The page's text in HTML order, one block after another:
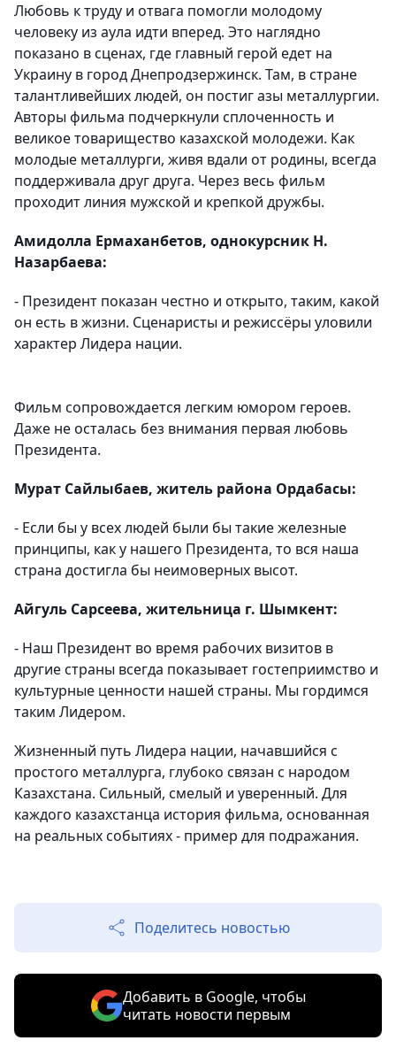
Любовь к труду и отвага помогли молодому
человеку из аула идти вперед. Это наглядно
показано в сценах, где главный герой едет на
Украину в город Днепродзержинск. Там, в стране
талантливейших людей, он постиг азы металлургии.
Авторы фильма подчеркнули сплоченность и
великое товарищество казахской молодежи. Как
молодые металлурги, живя вдали от родины, всегда
поддерживала друг друга. Через весь фильм
проходит линия мужской и крепкой дружбы.
Амидолла Ермаханбетов, однокурсник Н.
Назарбаева:
- Президент показан честно и открыто, таким, какой
он есть в жизни. Сценаристы и режиссёры уловили
характер Лидера нации.
Фильм сопровождается легким юмором героев.
Даже не осталась без внимания первая любовь
Президента.
Мурат Сайлыбаев, житель района Ордабасы:
- Если бы у всех людей были бы такие железные
принципы, как у нашего Президента, то вся наша
страна достигла бы неимоверных высот.
Айгуль Сарсеева, жительница г. Шымкент:
- Наш Президент во время рабочих визитов в
другие страны всегда показывает гостеприимство и
культурные ценности нашей страны. Мы гордимся
таким Лидером.
Жизненный путь Лидера нации, начавшийся с
простого металлурга, глубоко связан с народом
Казахстана. Сильный, смелый и уверенный. Для
каждого казахстанца история фильма, основанная
на реальных событиях - пример для подражания.
Поделитесь новостью
Добавить в Google, чтобы
читать новости первым